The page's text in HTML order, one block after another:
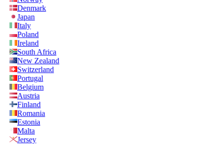
Denmark
Japan
Italy
Poland
Ireland
South Africa
New Zealand
Switzerland
Portugal
Belgium
Austria
Finland
Romania
Estonia
Malta
Jersey